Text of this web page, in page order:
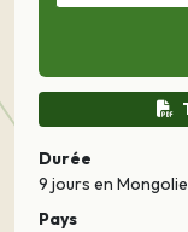
Durée
9 jours en Mongolie
Pays